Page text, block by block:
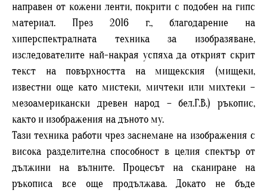
направен от кожени ленти, покрити с подобен на гипс
материал. През 2016 г., благодарение на
хиперспектралната техника за изобразяване,
изследователите най-накрая успяха да открият скрит
текст на повърхността на мищекския (мищеки,
известни още като мистеки, мичтеки или михтеки –
мезоамерикански древен народ – бел.Г.В.) ръкопис,
както и изображения на дъното му.
Тази техника работи чрез заснемане на изображения с
висока разделителна способност в целия спектър от
дължини на вълните. Процесът на сканиране на
ръкописа все още продължава. Докато не бъде